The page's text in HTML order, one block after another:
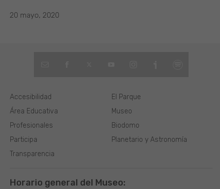
20 mayo, 2020
El Parque
Museo
Biodomo
Planetario y Astronomía
Área Educativa
Profesionales
Participa
Transparencia
Accesibilidad
Horario general del Museo: